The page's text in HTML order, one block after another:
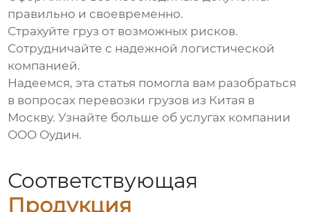
правильно и своевременно.
Страхуйте груз от возможных рисков.
Сотрудничайте с надежной логистической
компанией.
Надеемся, эта статья помогла вам разобраться
в вопросах перевозки грузов из Китая в
Москву. Узнайте больше об услугах компании
ООО Оудин.
Соответствующая
Продукция